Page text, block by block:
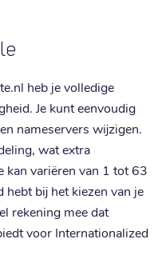
heb je volledige
Je kunt eenvoudig
nameservers wijzigen.
wat extra
kan variëren van 1 tot 63
hebt bij het kiezen van je
rekening mee dat
voor Internationalized